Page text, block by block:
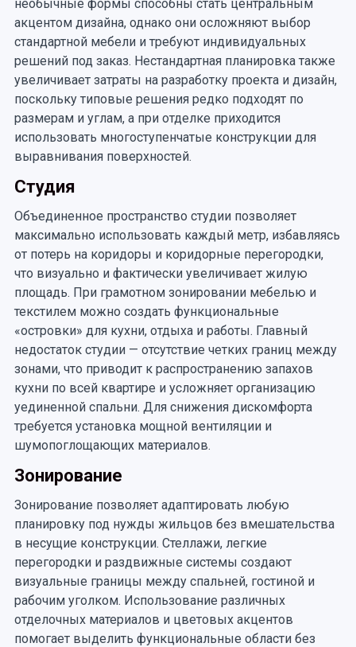
необычные формы способны стать центральным
акцентом дизайна, однако они осложняют выбор
стандартной мебели и требуют индивидуальных
решений под заказ. Нестандартная планировка также
увеличивает затраты на разработку проекта и дизайн,
поскольку типовые решения редко подходят по
размерам и углам, а при отделке приходится
использовать многоступенчатые конструкции для
выравнивания поверхностей.
Студия
Объединенное пространство студии позволяет
максимально использовать каждый метр, избавляясь
от потерь на коридоры и коридорные перегородки,
что визуально и фактически увеличивает жилую
площадь. При грамотном зонировании мебелью и
текстилем можно создать функциональные
«островки» для кухни, отдыха и работы. Главный
недостаток студии — отсутствие четких границ между
зонами, что приводит к распространению запахов
кухни по всей квартире и усложняет организацию
уединенной спальни. Для снижения дискомфорта
требуется установка мощной вентиляции и
шумопоглощающих материалов.
Зонирование
Зонирование позволяет адаптировать любую
планировку под нужды жильцов без вмешательства
в несущие конструкции. Стеллажи, легкие
перегородки и раздвижные системы создают
визуальные границы между спальней, гостиной и
рабочим уголком. Использование различных
отделочных материалов и цветовых акцентов
помогает выделить функциональные области без